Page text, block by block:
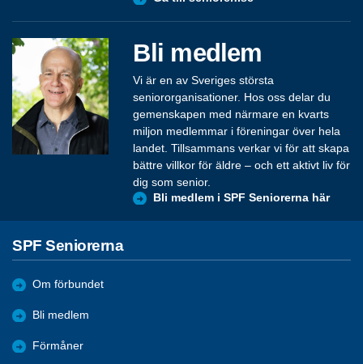
Bli medlem
Vi är en av Sveriges största
seniororganisationer. Hos oss delar du
gemenskapen med närmare en kvarts
miljon medlemmar i föreningar över hela
landet. Tillsammans verkar vi för att skapa
bättre villkor för äldre – och ett aktivt liv för
dig som senior.
Bli medlem i SPF Seniorerna här
SPF Seniorerna
Om förbundet
Bli medlem
Förmåner